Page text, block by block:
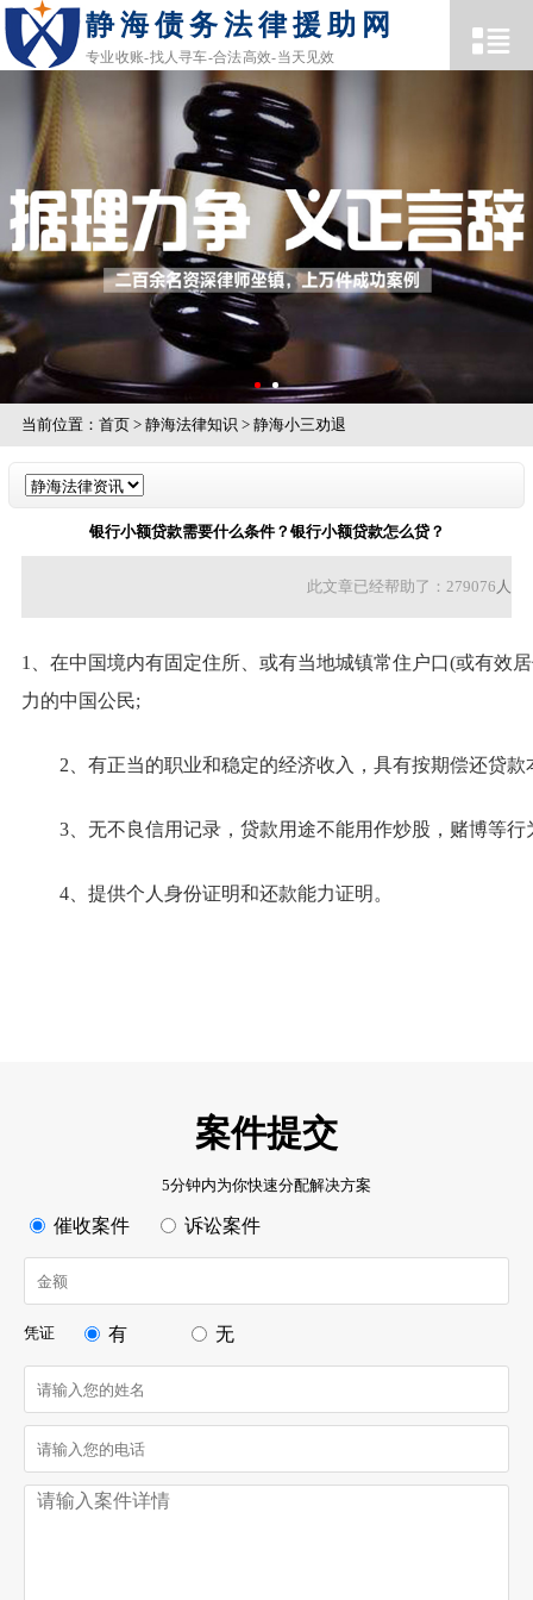
静海债务法律援助网
专业收账-找人寻车-合法高效-当天见效
当前位置： 首页> 静海法律知识 > 静海小三劝退
银行小额贷款需要什么条件？银行小额贷款怎么贷？
此文章已经帮助了：279076 人
1、在中国境内有固定住所、或有当地城镇常住户口(或有效
力的中国公民;
2、有正当的职业和稳定的经济收入，具有按期偿还贷款
3、无不良信用记录，贷款用途不能用作炒股，赌博等行
4、提供个人身份证明和还款能力证明。
案件提交
5分钟内为你快速分配解决方案
催收案件 诉讼案件
凭证 有 无